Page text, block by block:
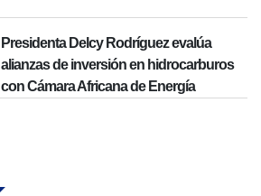
Presidenta Delcy Rodríguez evalúa
alianzas de inversión en hidrocarburos
con Cámara Africana de Energía